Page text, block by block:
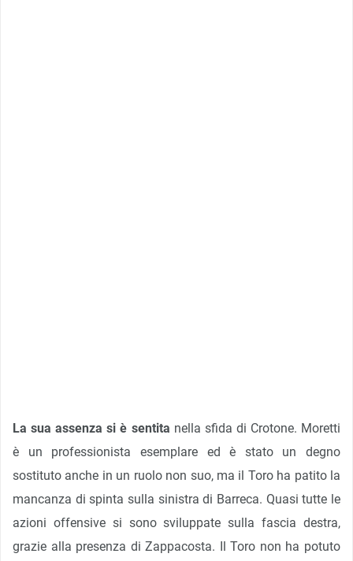
La sua assenza si è sentita nella sfida di Crotone. Moretti
è un professionista esemplare ed è stato un degno
sostituto anche in un ruolo non suo, ma il Toro ha patito la
mancanza di spinta sulla sinistra di Barreca. Quasi tutte le
azioni offensive si sono sviluppate sulla fascia destra,
grazie alla presenza di Zappacosta. Il Toro non ha potuto